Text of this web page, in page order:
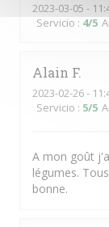
2023-03-05 -
Servicio : 4/5
Alain F
2023-02-26-
Servicio : 5/5
A mon goût
légumes.
bonne.